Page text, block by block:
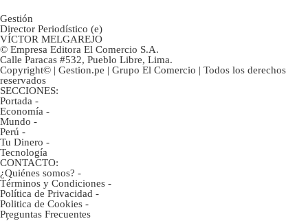
Gestión
Director Periodístico (e)
VÍCTOR MELGAREJO
© Empresa Editora El Comercio S.A.
Calle Paracas #532, Pueblo Libre, Lima.
Copyright© | Gestion.pe | Grupo El Comercio | Todos los derechos
reservados
SECCIONES:
Portada -
Economía -
Mundo -
Perú -
Tu Dinero -
Tecnología
CONTACTO:
¿Quiénes somos? -
Términos y Condiciones -
Política de Privacidad -
Politica de Cookies -
Preguntas Frecuentes